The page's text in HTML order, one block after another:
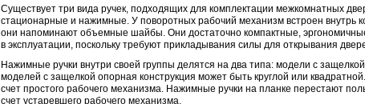
Существует три вида ручек, подходящих для комплектации межкомнатных
стационарные и нажимные. У поворотных рабочий механизм встроен внутрь
они напоминают объемные шайбы. Они достаточно компактные,
в эксплуатации, поскольку требуют прикладывания силы для открывания
Нажимные ручки внутри своей группы делятся на два типа: модели с
моделей с защелкой опорная конструкция может быть круглой или
счет простого рабочего механизма. Нажимные ручки на планке перестают
счет устаревшего рабочего механизма.